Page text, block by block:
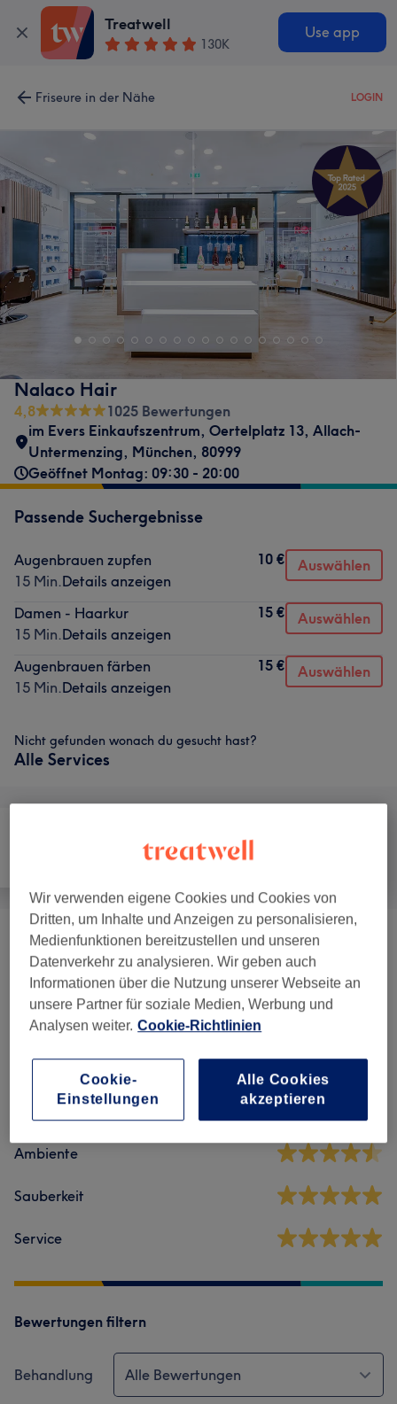
Treatwell
130K
Use app
Friseure in der Nähe LOGIN
Nalaco Hair
4,8
1025 Bewertungen
im Evers Einkaufszentrum, Oertelplatz 13, Allach-
Untermenzing, München, 80999
Geöffnet Montag: 09:30 - 20:00
Passende Suchergebnisse
Augenbrauen zupfen
15 Min.Details anzeigen
10 € Auswählen
Damen - Haarkur
15 Min.Details anzeigen
15 € Auswählen
Augenbrauen färben
15 Min.Details anzeigen
15 € Auswählen
Nicht gefunden wonach du gesucht hast?
Alle Services
Friseur
Kosmetik (4) ab 10 €
Salonbewertungen
4,8 1025 Bewertungen
Ambiente
Sauberkeit
Service
Bewertungen filtern
Behandlung Alle Bewertungen
Wir verwenden eigene Cookies und Cookies von
Dritten, um Inhalte und Anzeigen zu personalisieren,
Medienfunktionen bereitzustellen und unseren
Datenverkehr zu analysieren. Wir geben auch
Informationen über die Nutzung unserer Webseite an
unsere Partner für soziale Medien, Werbung und
Analysen weiter. Cookie-Richtlinien
Cookie-
Einstellungen
Alle Cookies
akzeptieren